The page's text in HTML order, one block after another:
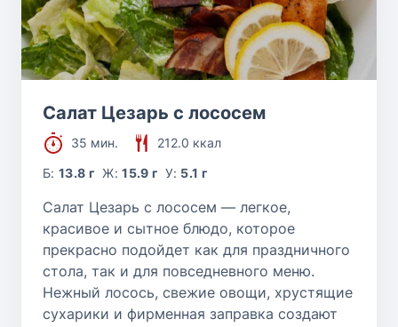
Салат Цезарь с лососем
35 мин.
212.0 ккал
Б:13.8 г Ж:15.9 г У: 5.1 г
Салат Цезарь с лососем — легкое,
красивое и сытное блюдо, которое
прекрасно подойдет как для праздничного
стола, так и для повседневного меню.
Нежный лосось, свежие овощи, хрустящие
сухарики и фирменная заправка создают